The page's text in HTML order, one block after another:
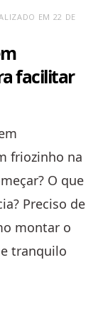
EM 22 DE
facilitar
friozinho na
O que
Preciso de
montar o
tranquilo